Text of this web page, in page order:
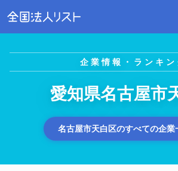
企業情報・ランキン
愛知県名古屋市
名古屋市天白区のすべての企業